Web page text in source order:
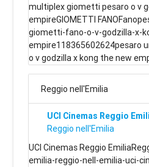
multiplex giometti pesaro o v
empireGIOMETTI
giometti-fano-o-v-godzilla-x-
empire118365602624pesaro
o v godzilla x kong the new
Reggio nell'Emilia
UCI Cinemas Reggio
Reggio nell'Emilia
UCI Cinemas Reggio
emilia-reggio-nell-emilia-uci-